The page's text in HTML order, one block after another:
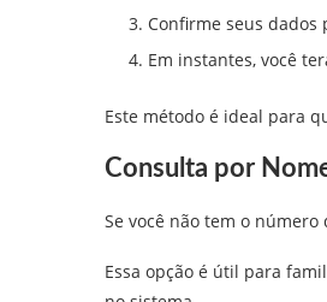
Confirme seus dados
Em instantes, você
Este método é ideal para
Consulta por
Se você não tem o número
Essa opção é útil para